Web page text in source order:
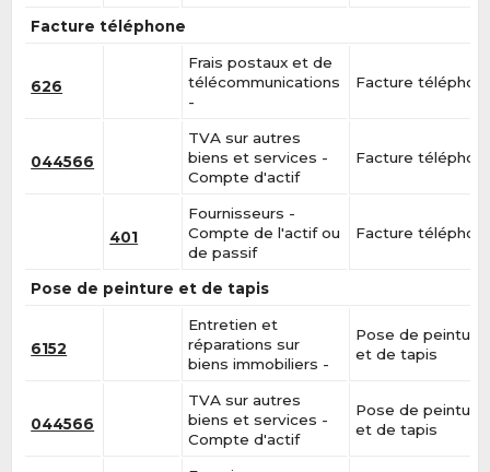
Facture téléphone
626
Frais postaux et de
télécommunications
-
Facture
044566
TVA sur autres
biens et services -
Compte d'actif
Facture
401
Fournisseurs -
Compte de l'actif ou
de passif
Facture
Pose de peinture et de tapis
6152
Entretien et
réparations sur
biens immobiliers -
Pose de peinture
et de tapis
044566
TVA sur autres
biens et services -
Compte d'actif
Pose de peinture
et de tapis